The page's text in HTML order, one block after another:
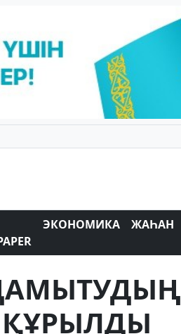
ЭКОНОМИКА ЖАҺАН
ҚҰРЫЛДЫ